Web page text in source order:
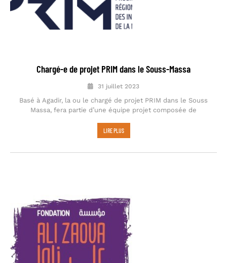
Chargé-e de projet PRIM dans le Souss-Massa
31 juillet 2023
Basé à Agadir, la ou le chargé de projet PRIM dans le Souss
Massa, fera partie d’une équipe projet composée de
LIRE PLUS